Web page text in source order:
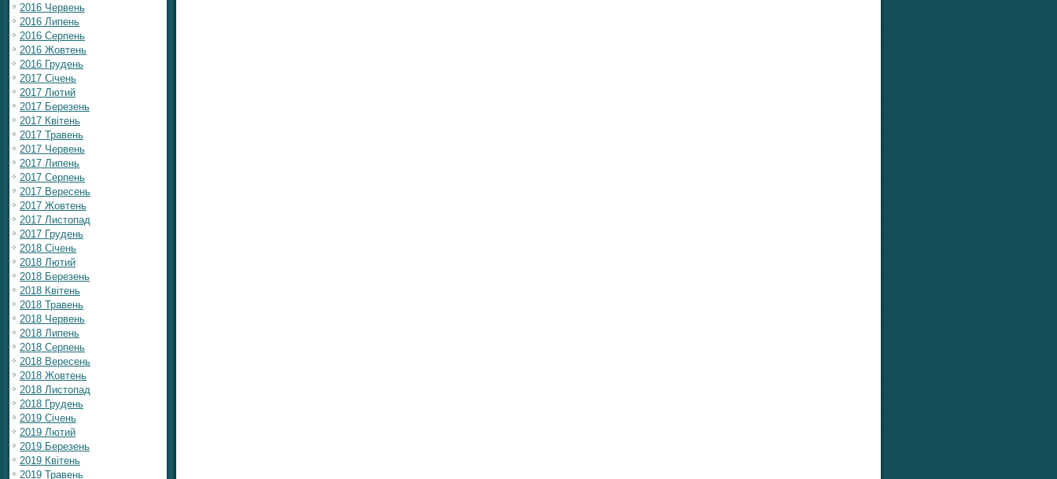
2016 Червень
2016 Липень
2016 Серпень
2016 Жовтень
2016 Грудень
2017 Січень
2017 Лютий
2017 Березень
2017 Квітень
2017 Травень
2017 Червень
2017 Липень
2017 Серпень
2017 Вересень
2017 Жовтень
2017 Листопад
2017 Грудень
2018 Січень
2018 Лютий
2018 Березень
2018 Квітень
2018 Травень
2018 Червень
2018 Липень
2018 Серпень
2018 Вересень
2018 Жовтень
2018 Листопад
2018 Грудень
2019 Січень
2019 Лютий
2019 Березень
2019 Квітень
2019 Травень